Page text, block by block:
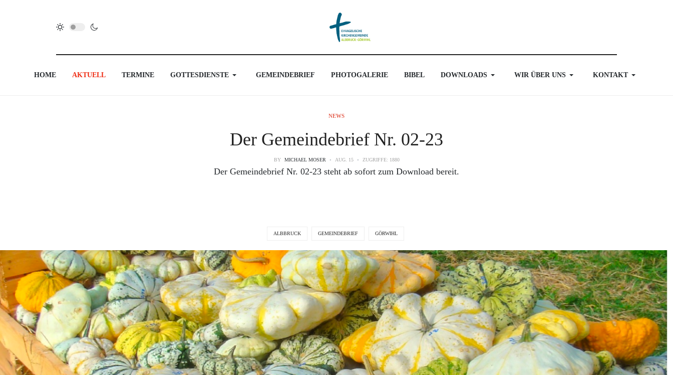
HOME AKTUELL TERMINE GOTTESDIENSTE GEMEINDEBRIEF PHOTOGALERIE BIBEL DOWNLOADS WIR ÜBER UNS KONTAKT
NEWS
Der Gemeindebrief Nr. 02-23
BY MICHAEL MOSER AUG. 15 ZUGRIFFE: 1880
Der Gemeindebrief Nr. 02-23 steht ab sofort zum Download bereit.
ALBBRUCK GEMEINDEBRIEF GÖRWIHL